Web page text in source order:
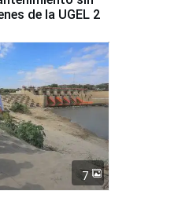
de la UGEL 2
7